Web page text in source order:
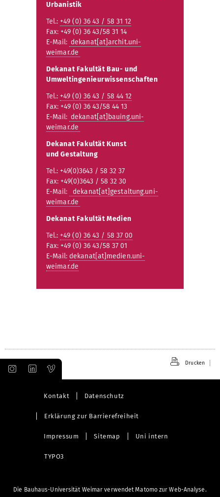
Urbanistik
Tel.: +49 (0) 36 43 / 58 31 12
Fax: +49 (0) 36 43/58 31 14
E-Mail: dekanat[at]archit.uni-
weimar.de
Dekanat Fakultät Bau- und
Umweltingenieurwissenschaften
Tel.: +49 (0) 36 43 / 58 44 12
Fax: +49 (0) 36 43/58 44 13
E-Mail: dekanat[at]bauing.uni-
weimar.de
Dekanat Fakultät Kunst
und Gestaltung
Tel.: +49(0)3643 / 58 32 37
Fax: +49(0)3643 / 58 32 30
E-Mail:
dekanat[at]gestaltung.uni-
weimar.de
Dekanat Fakultät Medien
Tel.: +49 (0) 36 43 / 58 37 00
Fax: +49 (0) 36 43/58 37 01
E-Mail: dekanat[at]medien.uni-
weimar.de
Drucken
Kontakt Datenschutz
Erklärung zur Barrierefreiheit
Impressum Sitemap Uni intern
TYPO3
Die Bauhaus-Universität Weimar verwendet Matomo zur Web-Analyse.